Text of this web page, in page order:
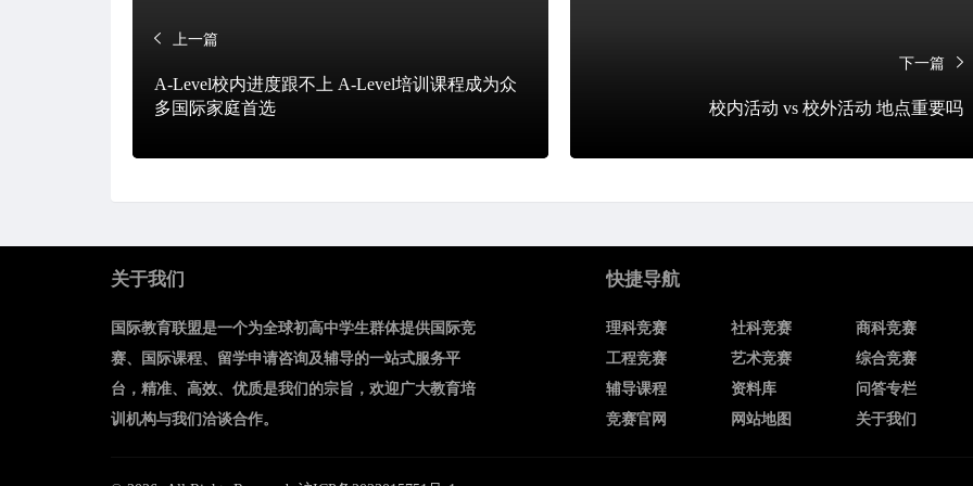
上一篇
A-Level校内进度跟不上 A-Level培训课程成为众
多国际家庭首选
下一篇
校内活动 vs 校外活动 地点重要吗
关于我们
国际教育联盟是一个为全球初高中学生群体提供国际竞
赛、国际课程、留学申请咨询及辅导的一站式服务平
台，精准、高效、优质是我们的宗旨，欢迎广大教育培
训机构与我们洽谈合作。
快捷导航
理科竞赛 社科竞赛
商科竞赛
工程竞赛
艺术竞赛
综合竞赛
辅导课程
资料库
问答专栏
竞赛官网
网站地图 关于我们